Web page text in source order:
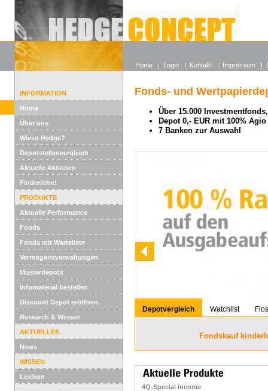
Alle
Wieso
INFORMATION
Home
Über uns
Wieso Hedge?
Depotstellenvergleich
Aktuelle Aktionen
Finderlohn!
PRODUKTE
Aktuelle Performance
Fonds
Fonds mit Warteliste
Vermögensverwaltungen
Musterdepots
Infomaterial bestellen
Discount Depot eröffnen
Research & Wissen
AKTUELLES
News
WISSEN
Lexikon
Fonds- und
Über 15.000
Depot 0,- EUR mit 100% Agio
7 Banken zur Auswahl
Depotvergleich Watchlist
Fondskauf
4Q-Special Income
Home | Login | Kontakt | Impressum |